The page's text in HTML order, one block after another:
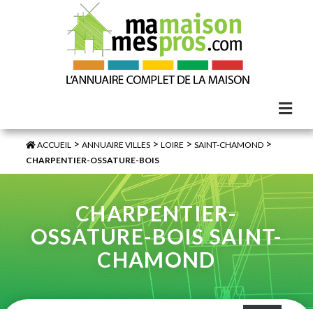
ACCUEIL >ANNUAIRE VILLES >LOIRE >SAINT-CHAMOND >
CHARPENTIER-OSSATURE-BOIS
CHARPENTIER-
OSSATURE-BOIS SAINT-
CHAMOND